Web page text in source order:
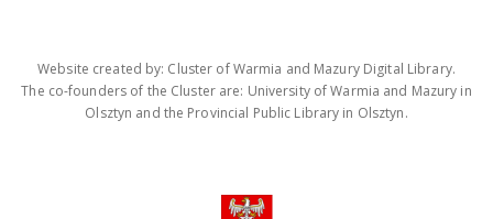
Website created by: Cluster of Warmia and Mazury Digital Library.
The co-founders of the Cluster are: University of Warmia and Mazury in
Olsztyn and the Provincial Public Library in Olsztyn.